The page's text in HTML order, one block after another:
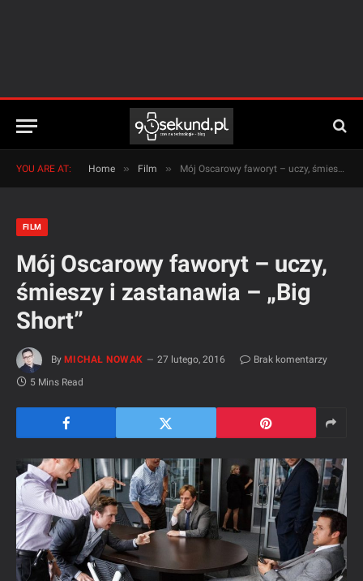
YOU ARE AT: Home » Film » Mój Oscarowy faworyt – uczy, śmieszy i zastanawia – „Big Short”
FILM
Mój Oscarowy faworyt – uczy,
śmieszy i zastanawia – „Big
Short”
By MICHAŁ NOWAK 27 lutego, 2016
Brak komentarzy
5 Mins Read